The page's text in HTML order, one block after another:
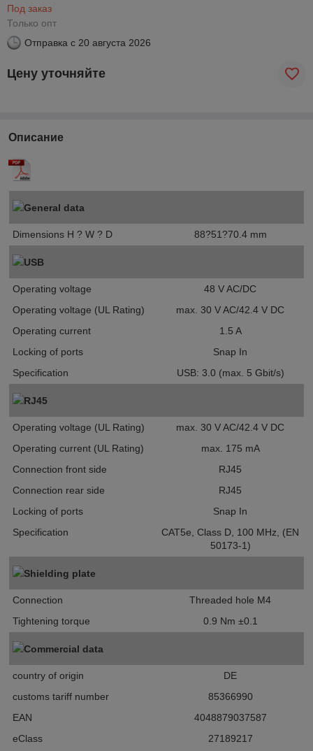
Под заказ
Только опт
Отправка с 20 августа 2026
Цену уточняйте
Описание
General data
Dimensions H ? W ? D 88?51?70.4 mm
USB
Operating voltage
48 V AC/DC
Operating voltage (UL Rating)
max. 30 V AC/42.4 V DC
Operating current
1.5 A
Locking of ports
Snap In
Specification
USB: 3.0 (max. 5 Gbit/s)
RJ45
Operating voltage (UL Rating)
max. 30 V AC/42.4 V DC
Operating current (UL Rating)
max. 175 mA
Connection front side
RJ45
Connection rear side
RJ45
Locking of ports
Snap In
Specification
CAT5e, Class D, 100 MHz, (EN
50173-1)
Shielding plate
Connection
Threaded hole M4
Tightening torque
0.9 Nm ±0.1
Commercial data
country of origin
DE
customs tariff number
85366990
EAN
4048879037587
eClass
27189217